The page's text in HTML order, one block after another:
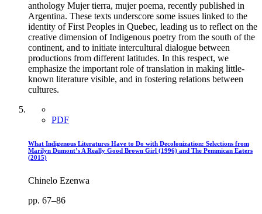
anthology Mujer tierra, mujer poema, recently published in
Argentina. These texts underscore some issues linked to the
identity of First Peoples in Quebec, leading us to reflect on the
creative dimension of Indigenous poetry from the south of the
continent, and to initiate intercultural dialogue between
productions from different latitudes. In this respect, we
emphasize the important role of translation in making little-
known literature visible, and in fostering relations between
cultures.
PDF
What Indigenous Literatures Have to Do with Decolonization: Selections from
Marilyn Dumont’s A Really Good Brown Girl (1996) and The Pemmican Eaters
(2015)
Chinelo Ezenwa
pp. 67–86